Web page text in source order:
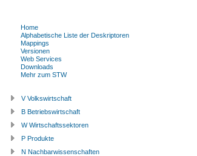
Home
Alphabetische Liste der Deskriptoren
Mappings
Versionen
Web Services
Downloads
Mehr zum STW
V Volkswirtschaft
B Betriebswirtschaft
W Wirtschaftssektoren
P Produkte
N Nachbarwissenschaften